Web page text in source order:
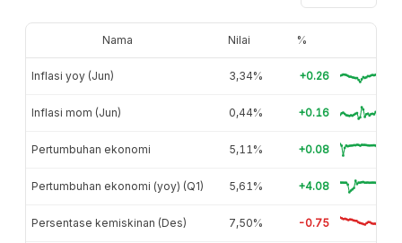
Nama Nilai %
Inflasi yoy (Jun) 3,34% +0.26
Inflasi mom (Jun) 0,44% +0.16
Pertumbuhan ekonomi 5,11% +0.08
Pertumbuhan ekonomi (yoy) (Q1) 5,61% +4.08
Persentase kemiskinan (Des) 7,50% -0.75